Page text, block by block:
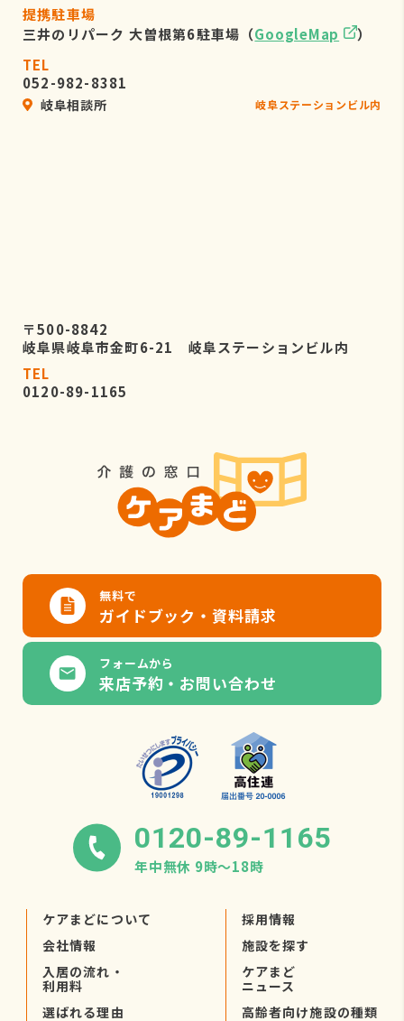
提携駐車場
三井のリパーク 大曽根第6駐車場（GoogleMap
）
TEL
052-982-8381
岐阜相談所 岐阜ステーションビル内
〒500-8842
岐阜県岐阜市金町6-21 岐阜ステーションビル内
TEL
0120-89-1165
無料で
ガイドブック・資料請求
フォームから
来店予約・お問い合わせ
0120-89-1165
年中無休 9時〜18時
ケアまどについて
会社情報
入居の流れ・
利用料
選ばれる理由
採用情報
施設を探す
ケアまど
ニュース
高齢者向け施設の種類